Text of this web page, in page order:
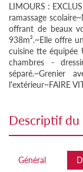
LIMOURS :
ramassage
offrant de beaux
938m².~Elle offre
cuisine tte équipée
chambres -
séparé.~Grenier
l'extérieur~FAIRE
descriptif
Général